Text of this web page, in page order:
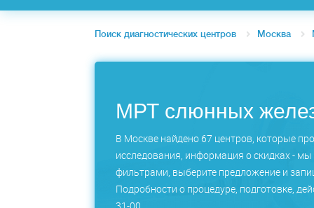
Поиск диагностических центров Москва
МРТ слюнных
В Москве найдено 67 центров, которые
исследования, информация о скидках - мы
фильтрами, выберите предложение и
Подробности о процедуре, подготовке,
31-00.